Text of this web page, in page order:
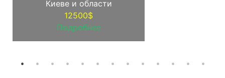
Киеве и области
12500$
Подробнее